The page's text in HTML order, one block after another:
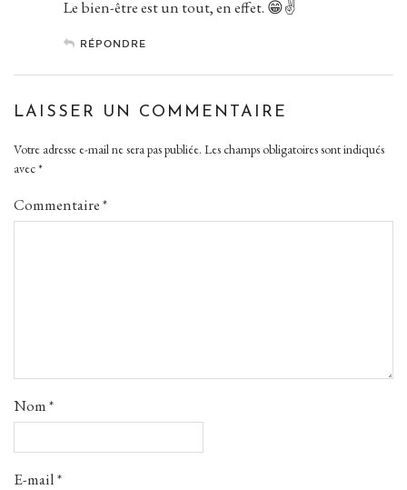
Le bien-être est un tout, en effet. 😁✌️
RÉPONDRE
LAISSER UN COMMENTAIRE
Votre adresse e-mail ne sera pas publiée. Les champs obligatoires sont indiqués
avec*
Commentaire*
Nom*
E-mail*